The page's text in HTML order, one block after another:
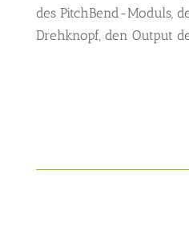
des PitchBend-Moduls,
Drehknopf, den Output